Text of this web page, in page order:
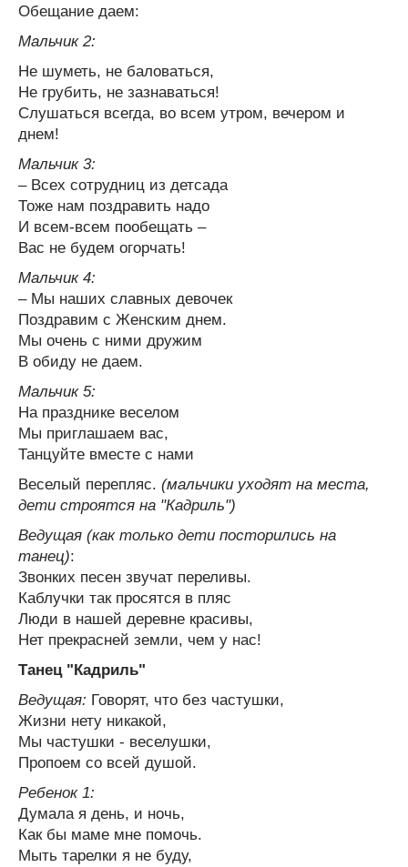
Обещание даем:
Мальчик 2:
Не шуметь, не баловаться,
Не грубить, не зазнаваться!
Слушаться всегда, во всем утром, вечером и
днем!
Мальчик 3:
– Всех сотрудниц из детсада
Тоже нам поздравить надо
И всем-всем пообещать –
Вас не будем огорчать!
Мальчик 4:
– Мы наших славных девочек
Поздравим с Женским днем.
Мы очень с ними дружим
В обиду не даем.
Мальчик 5:
На празднике веселом
Мы приглашаем вас,
Танцуйте вместе с нами
Веселый перепляс. (мальчики уходят на места,
дети строятся на "Кадриль")
Ведущая (как только дети посторились на
танец):
Звонких песен звучат переливы.
Каблучки так просятся в пляс
Люди в нашей деревне красивы,
Нет прекрасней земли, чем у нас!
Танец "Кадриль"
Ведущая: Говорят, что без частушки,
Жизни нету никакой,
Мы частушки - веселушки,
Пропоем со всей душой.
Ребенок 1:
Думала я день, и ночь,
Как бы маме мне помочь.
Мыть тарелки я не буду,